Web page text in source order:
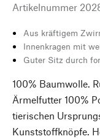
Artikelnummer
Aus kräftigem
Innenkragen mit
Guter Sitz durch
100% Baumwolle.
Ärmelfutter 100%
tierischen
Kunststoffknöpfe.